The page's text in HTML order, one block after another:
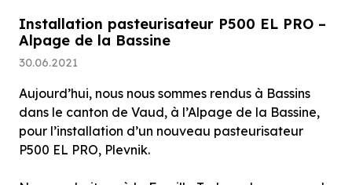
Installation pasteurisateur P500 EL PRO –
Alpage de la Bassine
30.06.2021
Aujourd’hui, nous nous sommes rendus à Bassins
dans le canton de Vaud, à l’Alpage de la Bassine,
pour l’installation d’un nouveau pasteurisateur
P500 EL PRO, Plevnik.